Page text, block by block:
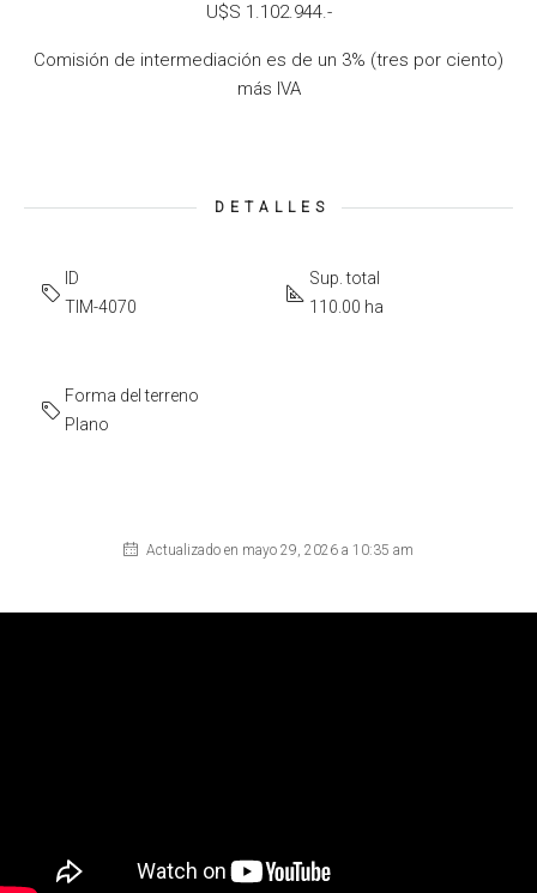
U$S 1.102.944.-
Comisión de intermediación es de un 3% (tres por ciento)
más IVA
DETALLES
ID
TIM-4070
Sup. total
110.00 ha
Forma del terreno
Plano
Actualizado en mayo 29, 2026 a 10:35 am